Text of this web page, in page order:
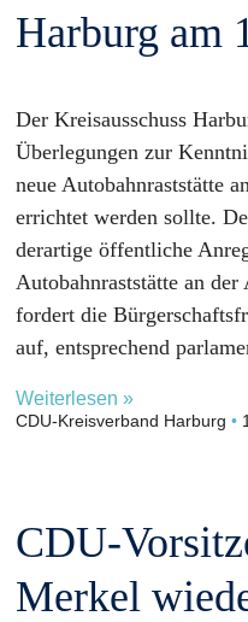
Harburg am
Der Kreisausschuss
Überlegungen zur
neue Autobahnraststätte
errichtet werden sollte.
derartige öffentliche
Autobahnraststätte an
fordert die
auf, entsprechend
Weiterlesen »
CDU-Kreisverband Harburg
CDU-
Merkel